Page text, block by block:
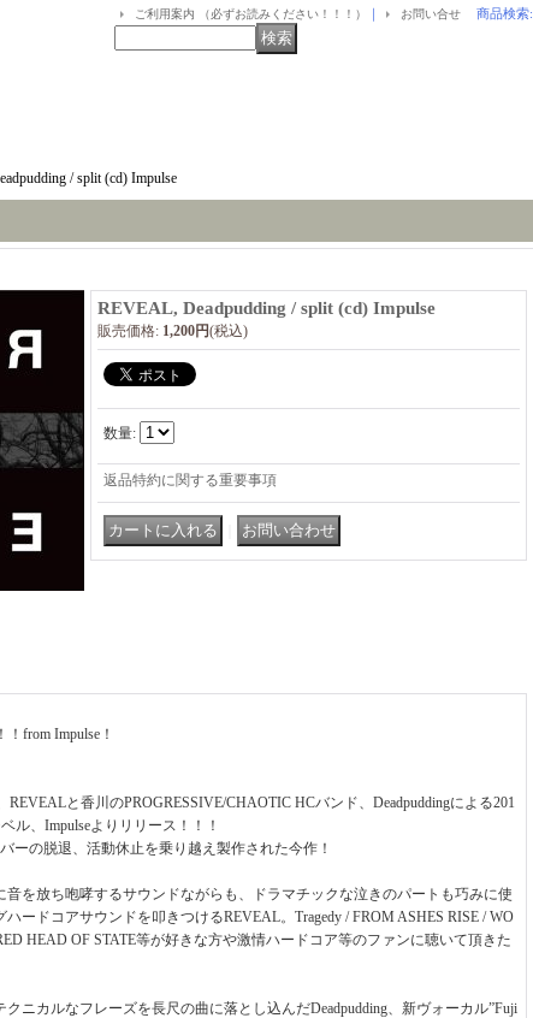
ご利用案内 （必ずお読みください！！！） ｜ お問い合せ 商品検索:
/ split (cd) Impulse
REVEAL, Deadpudding / split (cd) Impulse
販売価格: 1,200円(税込)
数量:
返品特約に関する重要事項
from Impulse！
と香川のPROGRESSIVE/CHAOTIC HCバンド、Deadpuddingによる201
ル、Impulseよりリリース！！！
ーの脱退、活動休止を乗り越え製作された今作！
音を放ち咆哮するサウンドながらも、ドラマチックな泣きのパートも巧みに使
ードコアサウンドを叩きつけるREVEAL。Tragedy / FROM ASHES RISE / WO
HEAD OF STATE等が好きな方や激情ハードコア等のファンに聴いて頂きた
ニカルなフレーズを長尺の曲に落とし込んだDeadpudding、新ヴォーカル”Fuji